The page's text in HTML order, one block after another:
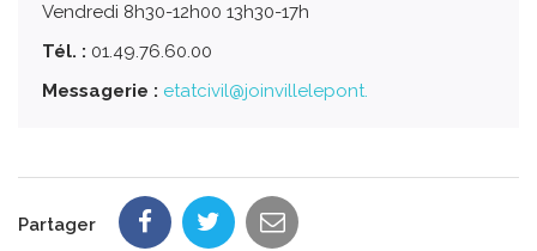
Vendredi 8h30-12h00 13h30-17h
Tél. : 01.49.76.60.00
Messagerie : etatcivil@joinvillelepont.
Partager